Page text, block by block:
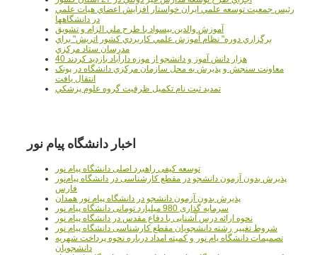
رئيس جمعيت توسعه علمي ايران خواستار افزايش اعضاي هيات علمي
در دانشگاهها
آموزش والدين بيسواد با طرح ملي الزام و تشويق
برگزاري دوره" نظام آموزش علمي كاربردي كشور اتريش" براي
مدرسان ستاد مرکزي
40 هزار دانش آموز و دانشجو از موزه دارآباد بازديد کردند
معاونت سنجش و پذيرش به محل سازمان مرکزي دانشگاه در پونک
انتقال يافت
تمديد ثبت نام تکميل ظرفيت گروه علوم پزشکي
اخبار دانشگاه پیام نور
توسعه کیفی راهبرد اصلی دانشگاه پیام نور
پذیرش بدون آزمون دانشجو در مقطع کارشناسی در دانشگاه پیام‌نور
فارس
پذیرش بدون آزمون دانشجو در دانشگاه پیام نور همدان
سرمایه گذاری 980 میلیارد تومانی دانشگاه پیام نور
نحوه ارائه درس آشنایی با دفاع مقدس در دانشگاه پیام نور
شروط تغییر رشته دانشجویان مقطع کارشناسی دانشگاه پیام نور
تصمیمات دانشگاه یام نور و کمیته امداد درباره نحوه پرداخت شهریه
دانشجویان